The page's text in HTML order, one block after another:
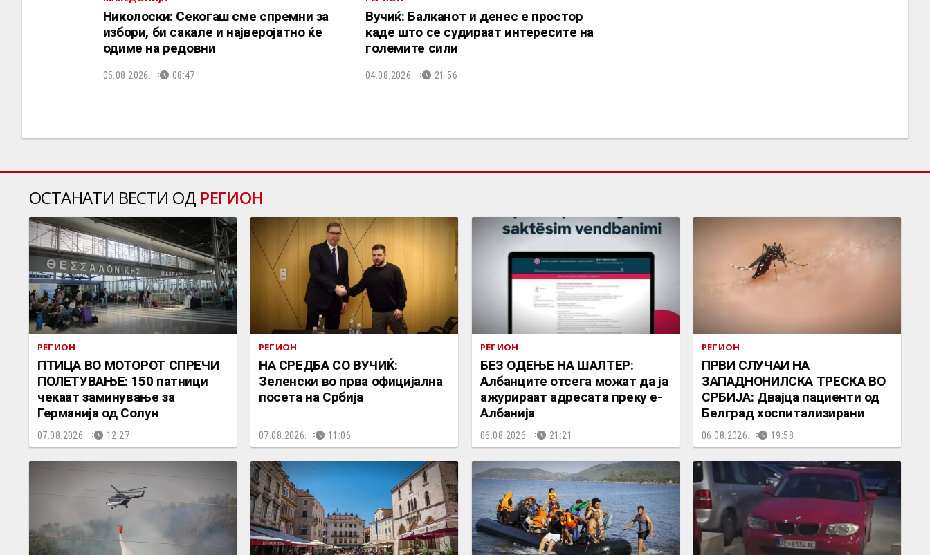
Николоски: Секогаш сме спремни за
избори, би сакале и најверојатно ќе
одиме на редовни
05.08.2026. 08:47
Вучиќ: Балканот и денес е простор
каде што се судираат интересите на
големите сили
04.08.2026. 21:56
ОСТАНАТИ ВЕСТИ ОД РЕГИОН
РЕГИОН
ПТИЦА ВО МОТОРОТ СПРЕЧИ
ПОЛЕТУВАЊЕ: 150 патници
чекаат заминување за
Германија од Солун
07.08.2026. 12:27
РЕГИОН
НА СРЕДБА СО ВУЧИЌ:
Зеленски во прва официјална
посета на Србија
07.08.2026. 11:06
РЕГИОН
БЕЗ ОДЕЊЕ НА ШАЛТЕР:
Албанците отсега можат да ја
ажурираат адресата преку е-
Албанија
06.08.2026. 21:21
РЕГИОН
ПРВИ СЛУЧАИ НА
ЗАПАДНОНИЛСКА ТРЕСКА ВО
СРБИЈА: Двајца пациенти од
Белград хоспитализирани
06.08.2026. 19:58